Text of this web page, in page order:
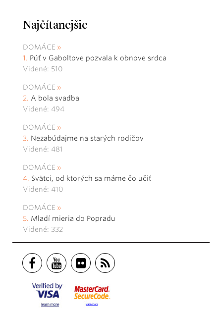
Najčítanejšie
DOMÁCE
Púť v Gaboltove pozvala k obnove srdca
Videné: 510
DOMÁCE
A bola svadba
Videné: 494
DOMÁCE
Nezabúdajme na starých rodičov
Videné: 481
DOMÁCE
Svätci, od ktorých sa máme čo učiť
Videné: 410
DOMÁCE
Mladí mieria do Popradu
Videné: 332